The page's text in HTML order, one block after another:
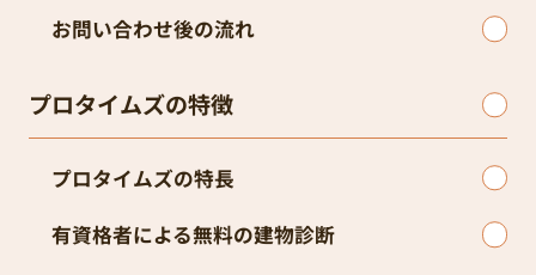
お問い合わせ後の流れ
プロタイムズの特徴
プロタイムズの特長
有資格者による無料の建物診断